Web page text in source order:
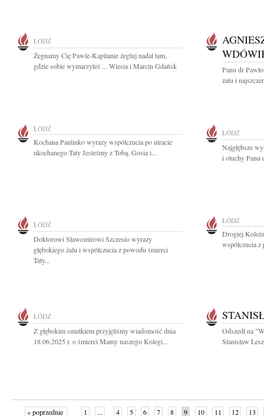
ŁÓDŹ
Żegnamy Cię Pawle-Kapitanie żegluj nadal tam,
gdzie sobie wymarzyłeś ... Wiesia i Marcin Gdańsk
Panu dr
żalu i
ŁÓDŹ
Kochana Paulinko wyrazy współczucia po utracie
ukochanego Taty Jesteśmy z Tobą. Gosia i...
ŁÓDŹ
Najgłębsze
i otuchy Panu
ŁÓDŹ
Doktorowi Sławomirowi Szczesio wyrazy
głębokiego żalu i współczucia z powodu śmierci
Taty...
ŁÓDŹ
Drogiej
współczucia
ŁÓDŹ
Z głębokim smutkiem przyjęliśmy wiadomość dnia
18.06.2025 r. o śmierci Mamy naszego Kolegi...
Odszedł na
Stanisław
« poprzednie 1 ... 4 5 6 7 8 9 10 11 12 13